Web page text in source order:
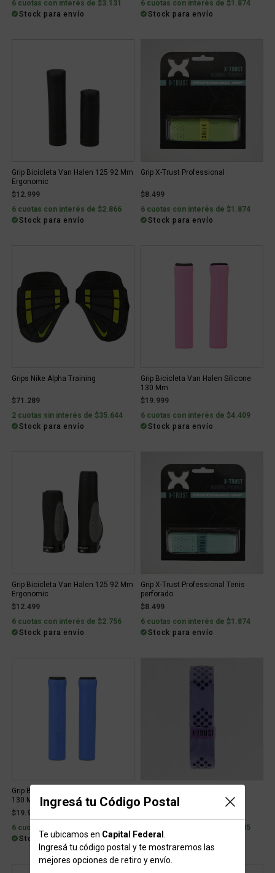
Ingresá tu Código Postal
Te ubicamos en Capital Federal
Ingresá tu código postal y te mostraremos las
mejores opciones de retiro y envío.
6 cuotas con interés de $3.131
Stock para envío
6 cuotas con interés de $1.874
Stock para envío
Grip Bicicleta Van Halen 125 92 Mm
Ergonomic
$12.999
6 cuotas con interés de $2.866
Stock para envío
Grip X-Trust Professional
$8.499
6 cuotas con interés de $1.874
Stock para envío
Grips Nike Alpha Training
$71.289
2 cuotas sin interés de $35.644
Stock para envío
Grip Bicicleta Van Halen Silicone
130 Mm
$19.999
6 cuotas con interés de $4.409
Stock para envío
Grip Bicicleta Van Halen 125 92 Mm
Ergonomic
$12.499
6 cuotas con interés de $2.756
Stock para envío
Grip X-Trust Professional Tenis
perforado
$8.499
6 cuotas con interés de $1.874
Stock para envío
Grip Bicicleta Van Halen Silicone
130 Mm
$19.999
6 cuotas con interés de $4.409
Stock para envío
6 cuotas con interés de $2.535
Stock para envío